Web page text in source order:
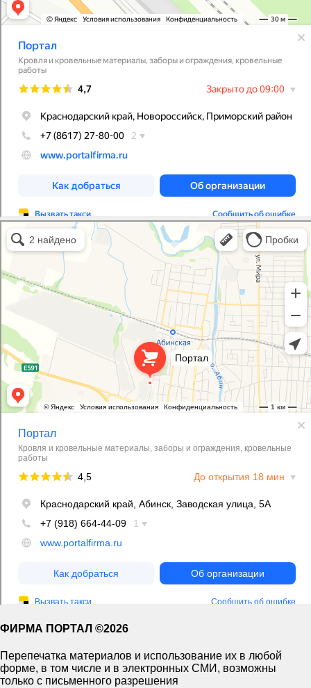
Портал
Кровля и кровельные материалы в Абинске
Фасады и фасадные системы в Абинске
ФИРМА ПОРТАЛ ©2026
Перепечатка материалов и использование их в любой
форме, в том числе и в электронных СМИ, возможны
только с письменного разрешения